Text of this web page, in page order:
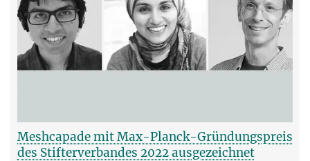
Meshcapade mit Max-Planck-Gründungspreis
des Stifterverbandes 2022 ausgezeichnet